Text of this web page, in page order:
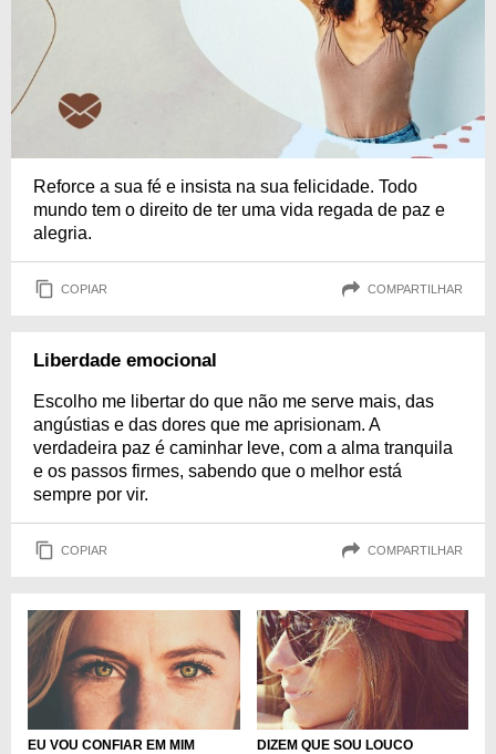
Reforce a sua fé e insista na sua felicidade. Todo
mundo tem o direito de ter uma vida regada de paz e
alegria.
COPIAR COMPARTILHAR
Liberdade emocional
Escolho me libertar do que não me serve mais, das
angústias e das dores que me aprisionam. A
verdadeira paz é caminhar leve, com a alma tranquila
e os passos firmes, sabendo que o melhor está
sempre por vir.
COPIAR COMPARTILHAR
EU VOU CONFIAR EM MIM DIZEM QUE SOU LOUCO